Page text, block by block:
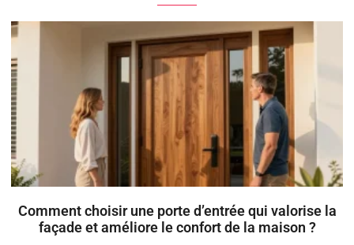
Comment choisir une porte d’entrée qui valorise la
façade et améliore le confort de la maison ?